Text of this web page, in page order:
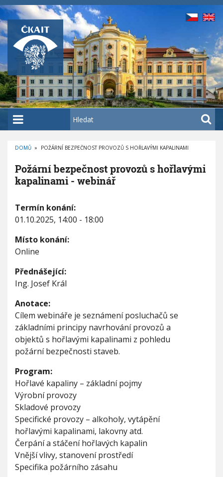
P
ř
e
j
t
k
h
l
d
t
O
B
E
Č
V
Á
N
A
G
C
DOMŮ » POŽÁRNÍ BEZPEČNOST PROVOZŮ S HOŘLAVÝMI KAPALINAMI
Požární bezpečnost provozů s hořlavými
kapalinami - webinář
P
o
ž
á
r
n
b
e
p
e
č
n
o
s
t
p
r
o
v
o
z
ů
s
h
o
ř
l
Termín konání:
01.10.2025, 14:00 - 18:00
Místo konání:
Online
Anotace:
Cílem webináře je seznámení posluchačů se
základními principy navrhování provozů a
objektů s hořlavými kapalinami z pohledu
požární bezpečnosti staveb.
Program:
Hořlavé kapaliny – základní pojmy
Výrobní provozy
Skladové provozy
Specifické provozy – alkoholy, vytápění
hořlavými kapalinami, lakovny atd.
Čerpání a stáčení hořlavých kapalin
Vnější vlivy, stanovení prostředí
Specifika požárního zásahu
Přednášející:
Ing. Josef Král